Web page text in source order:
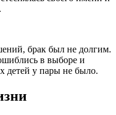
брак был не долгим.
в выборе и
детей у пары не было.